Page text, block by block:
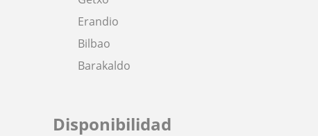
Erandio
Bilbao
Barakaldo
Disponibilidad